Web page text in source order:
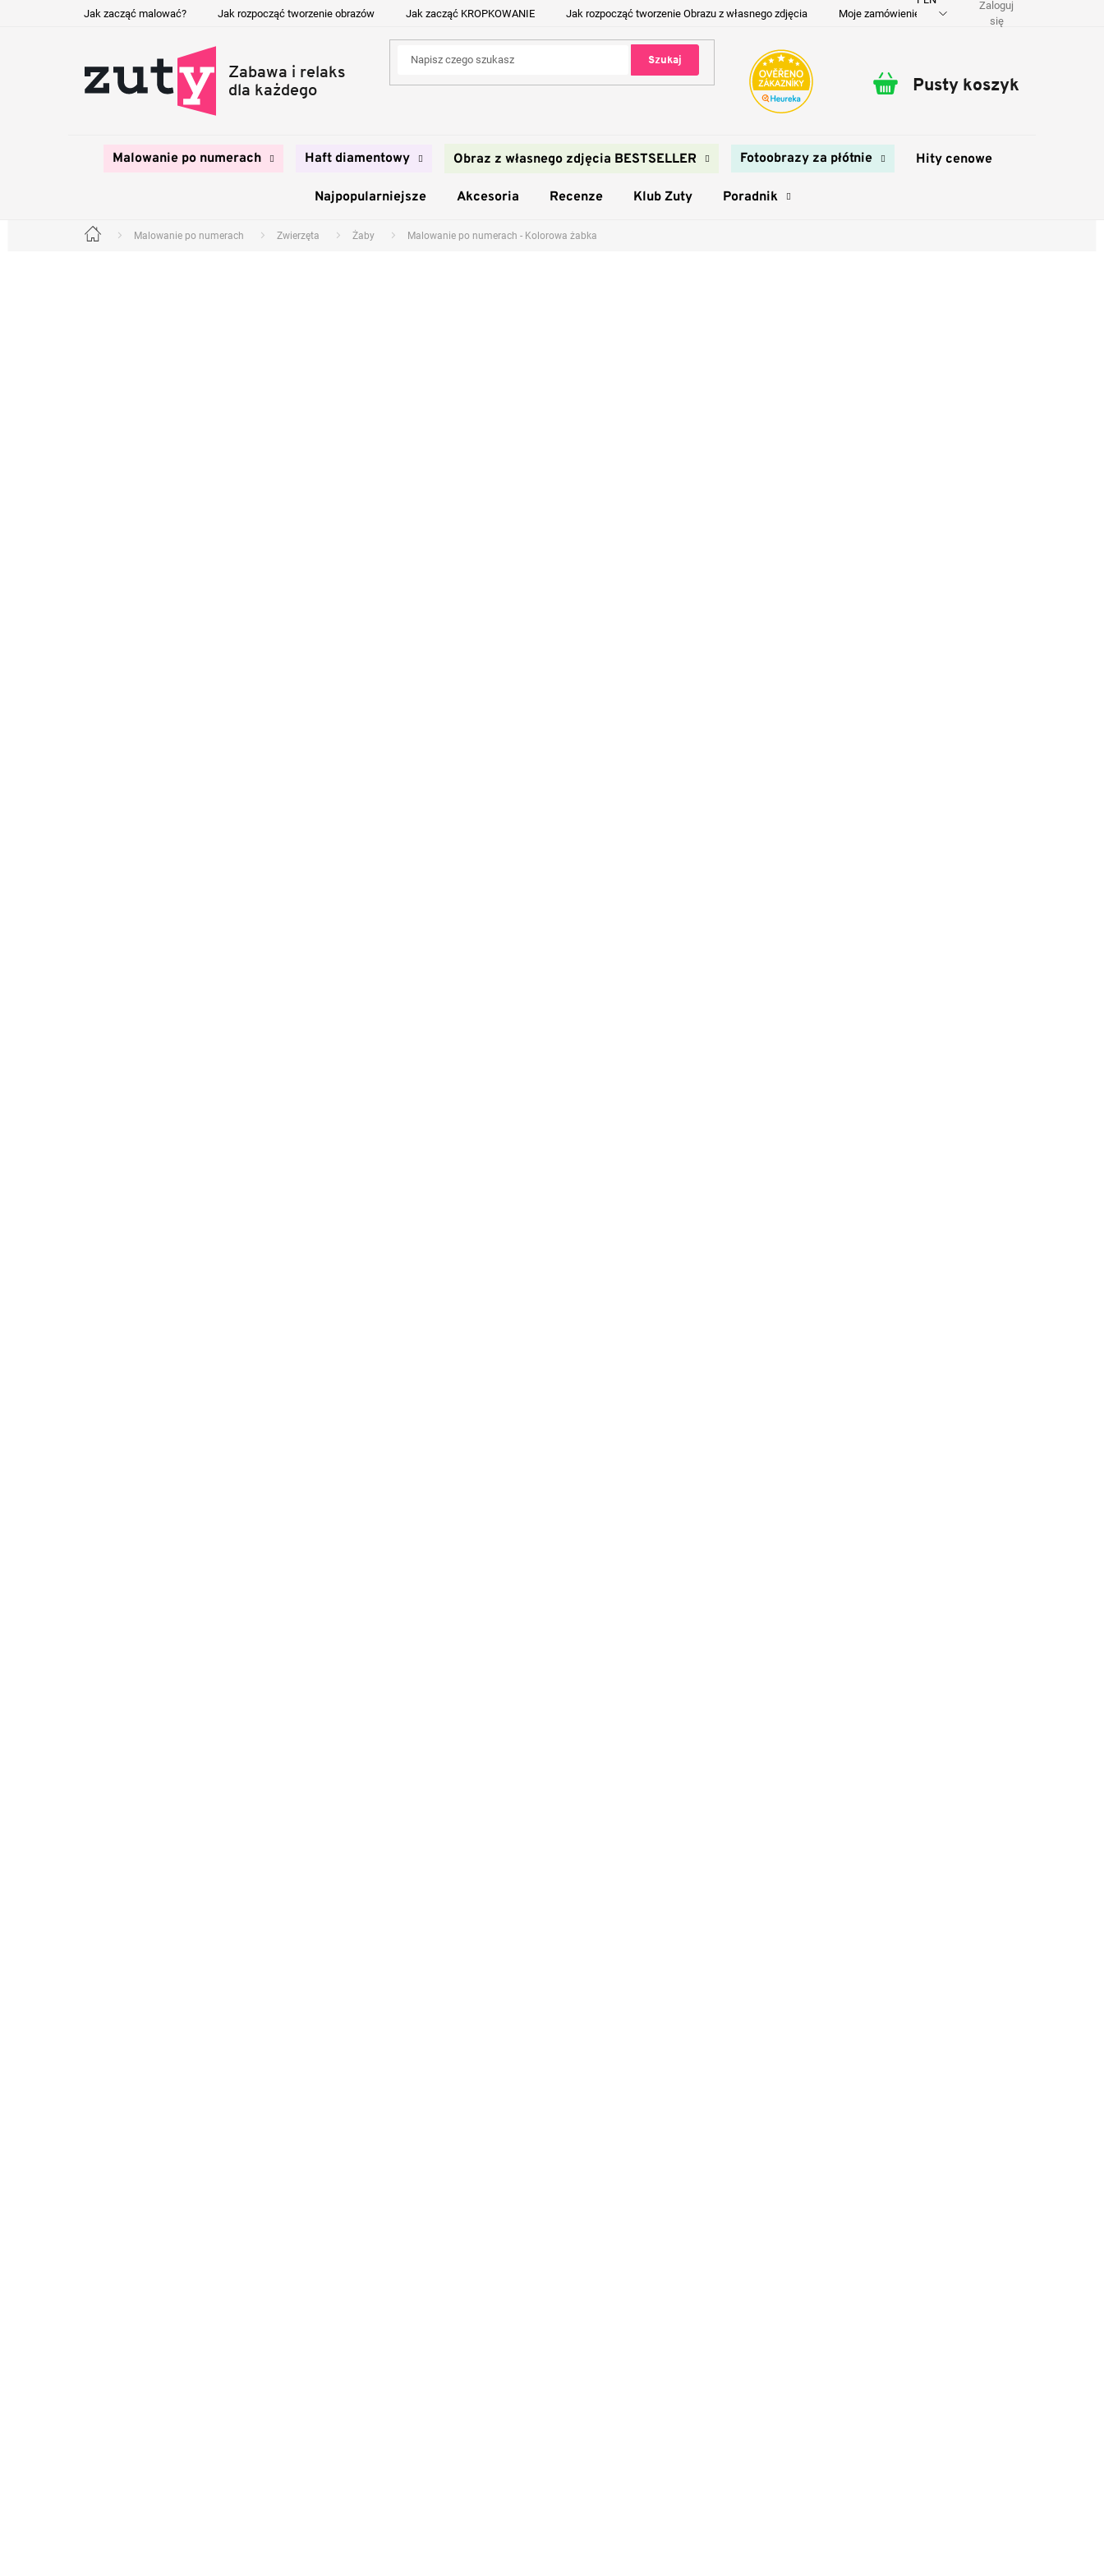
Jak zacząć malować? Jak rozpocząć tworzenie obrazów Jak zacząć KROPKOWANIE Jak rozpocząć tworzenie Obrazu z własnego zdjęcia Moje zamówienie Dostawa i płatność
Zaloguj
się
Szukaj
Koszyk
Pusty koszyk
Malowanie po numerach Haft diamentowy Obraz z własnego zdjęcia BESTSELLER Fotoobrazy za płótnie Hity cenowe
Najpopularniejsze Akcesoria Recenze Klub Zuty Poradnik
Home Malowanie po numerach Zwierzęta Żaby Malowanie po numerach - Kolorowa żabka